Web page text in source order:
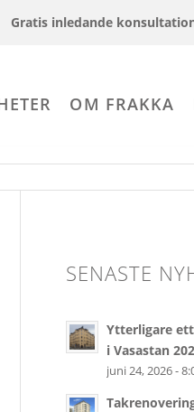
Gratis inledande
OM FRAKKA
SENASTE
Ytterligare
i Vasastan
juni 24, 2026 -